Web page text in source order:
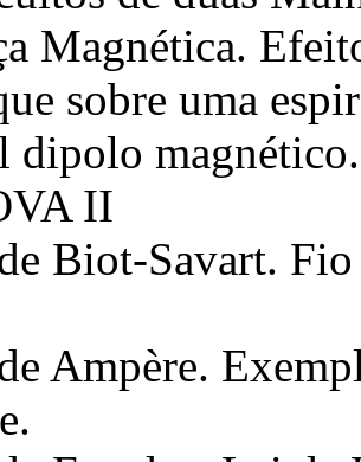
Magnética.
sobre uma
dipolo
II
Biot-Savart. Fio
Ampère.